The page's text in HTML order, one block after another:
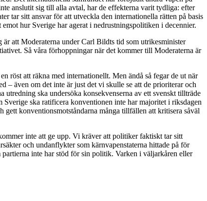
anslutit sig till alla avtal, har de effekterna varit tydliga: efter
tar sitt ansvar för att utveckla den internationella rätten på basis
hur Sverige har agerat i nedrustningspolitiken i decennier.
att Moderaterna under Carl Bildts tid som utrikesminister
Så våra förhoppningar när det kommer till Moderaterna är
röst att räkna med internationellt. Men ändå så fegar de ut när
– även om det inte är just det vi skulle se att de prioriterar och
utredning ska undersöka konsekvenserna av ett svenskt tillträde
ska ratificera konventionen inte har majoritet i riksdagen
konventionsmotståndarna många tillfällen att kritisera såväl
inte att ge upp. Vi kräver att politiker faktiskt tar sitt
och undanflykter som kärnvapenstaterna hittade på för
inte har stöd för sin politik. Varken i väljarkåren eller